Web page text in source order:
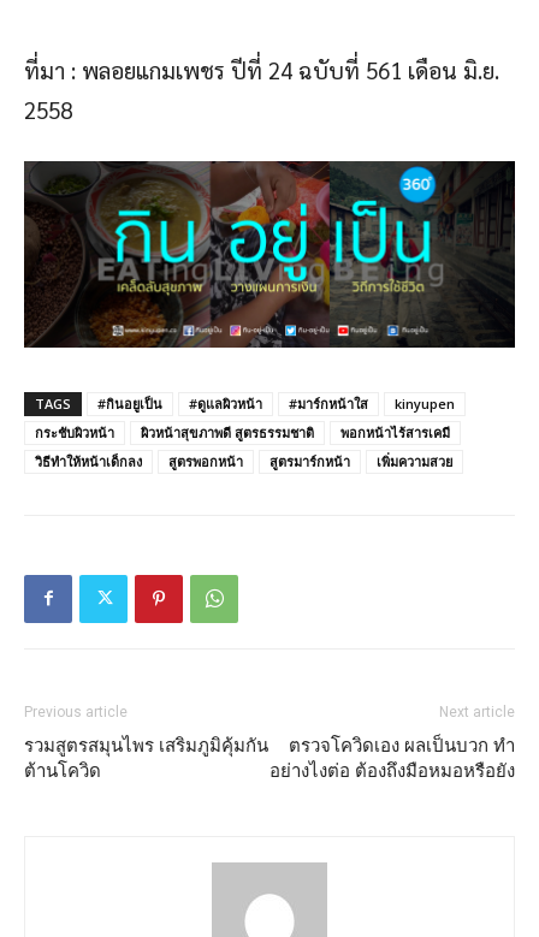
ที่มา : พลอยแกมเพชร ปีที่ 24 ฉบับที่ 561 เดือน มิ.ย.
2558
TAGS #กินอยูเป็น #ดูแลผิวหน้า #มาร์กหน้าใส
kinyupen
กระชับผิวหน้า
ผิวหน้าสุขภาพดี สูตรธรรมชาติ
พอกหน้าไร้สารเคมี
วิธีทำให้หน้าเด็กลง
สูตรพอกหน้า สูตรมาร์กหน้า เพิ่มความสวย
Previous article
รวมสูตรสมุนไพร เสริมภูมิคุ้มกัน
ต้านโควิด
Next article
ตรวจโควิดเอง ผลเป็นบวก ทำ
อย่างไงต่อ ต้องถึงมือหมอหรือยัง